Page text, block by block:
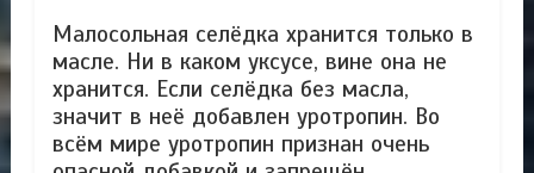
Малосольная селёдка хранится только в
масле. Ни в каком уксусе, вине она не
хранится. Если селёдка без масла,
значит в неё добавлен уротропин. Во
всём мире уротропин признан очень